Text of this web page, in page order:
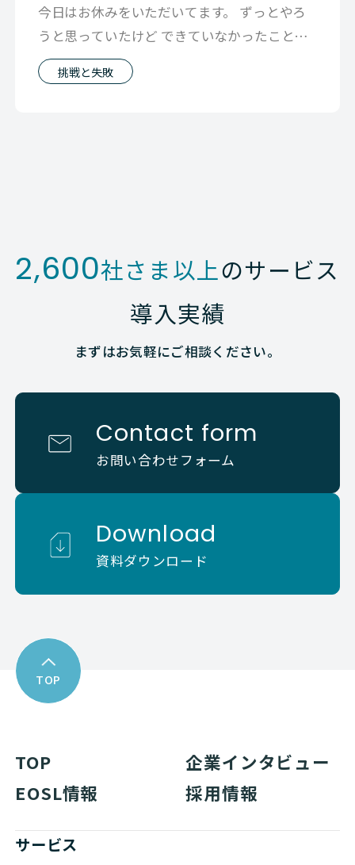
今日はお休みをいただいてます。 ずっとやろ
うと思っていたけど できていなかったことが
あって それをやるチャンスがきたので
挑戦と失敗
2,600社さま以上のサービス
導入実績
まずはお気軽にご相談ください。
Contact form
お問い合わせフォーム
Download
資料ダウンロード
TOP
TOP
企業インタビュー
EOSL情報
採用情報
サービス